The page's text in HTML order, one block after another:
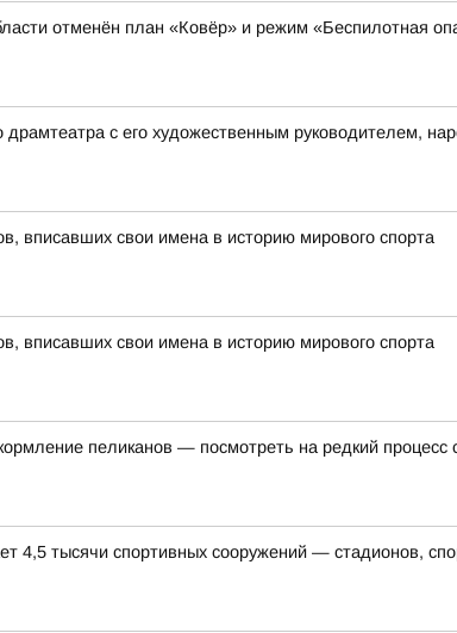
отменён план «Ковёр» и режим «Беспилотная
драмтеатра с его художественным руководителем,
вписавших свои имена в историю мирового спорта
вписавших свои имена в историю мирового спорта
пеликанов — посмотреть на редкий процесс
4,5 тысячи спортивных сооружений — стадионов,